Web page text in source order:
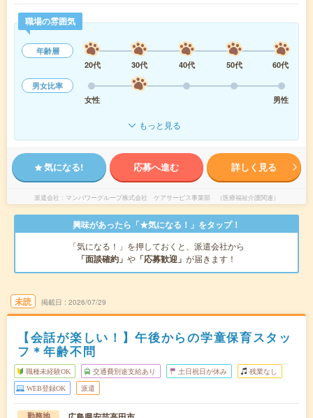
職場の雰囲気
年齢層
20代
30代 40代 50代
60代
男女比率
女性
男性
もっと見る
気になる! 応募へ進む 詳しく見る
派遣会社 マンパワーグループ株式会社 ケアサービス事業部 （医療福祉介護関連）
興味があったら「★気になる！」をタップ！
「気になる！」を押しておくと、派遣会社から
「面談確約」 や 「応募歓迎」 が届きます！
未読 掲載日 2026/07/29
【会話が楽しい！】午後からの学童保育スタッ
フ＊年齢不問
職種未経験OK 交通費別途支給あり 土日祝日が休み 残業なし
WEB登録OK 派遣
勤務地